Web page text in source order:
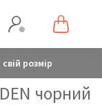
розмір
чорний